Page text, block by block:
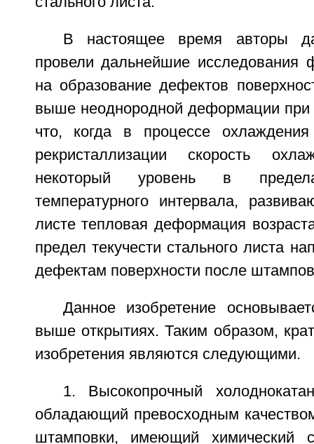
В настоящее время авторы
провели дальнейшие исследования
на образование дефектов
выше неоднородной деформации при
что, когда в процессе
рекристаллизации скорость
некоторый уровень в
температурного интервала,
листе тепловая деформация
предел текучести стального листа
дефектам поверхности после
Данное изобретение
выше открытиях. Таким образом,
изобретения являются следующими.
1. Высокопрочный
обладающий превосходным
штамповки, имеющий химический